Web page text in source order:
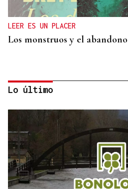
LEER ES UN PLACER
Los monstruos y el abandono
OBITUARIO
Lo último